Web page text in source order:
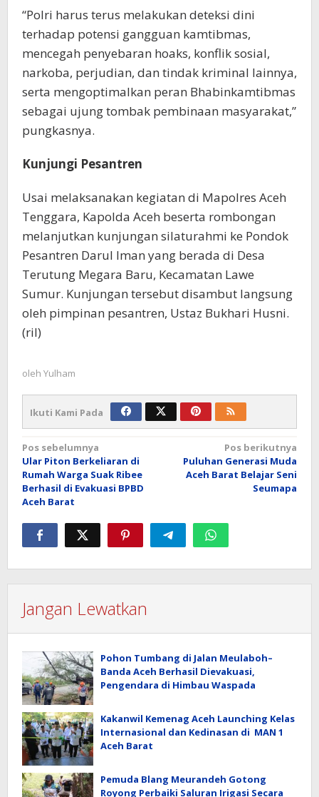
“Polri harus terus melakukan deteksi dini
terhadap potensi gangguan kamtibmas,
mencegah penyebaran hoaks, konflik sosial,
narkoba, perjudian, dan tindak kriminal lainnya,
serta mengoptimalkan peran Bhabinkamtibmas
sebagai ujung tombak pembinaan masyarakat,”
pungkasnya.
Kunjungi Pesantren
Usai melaksanakan kegiatan di Mapolres Aceh
Tenggara, Kapolda Aceh beserta rombongan
melanjutkan kunjungan silaturahmi ke Pondok
Pesantren Darul Iman yang berada di Desa
Terutung Megara Baru, Kecamatan Lawe
Sumur. Kunjungan tersebut disambut langsung
oleh pimpinan pesantren, Ustaz Bukhari Husni.
(ril)
oleh Yulham
Ikuti Kami Pada
Navigasi
pos
Pos sebelumnya
Ular Piton Berkeliaran di
Rumah Warga Suak Ribee
Berhasil di Evakuasi BPBD
Aceh Barat
Pos berikutnya
Puluhan Generasi Muda
Aceh Barat Belajar Seni
Seumapa
Jangan Lewatkan
Pohon Tumbang di Jalan Meulaboh–
Banda Aceh Berhasil Dievakuasi,
Pengendara di Himbau Waspada
Kakanwil Kemenag Aceh Launching Kelas
Internasional dan Kedinasan di MAN 1
Aceh Barat
Pemuda Blang Meurandeh Gotong
Royong Perbaiki Saluran Irigasi Secara